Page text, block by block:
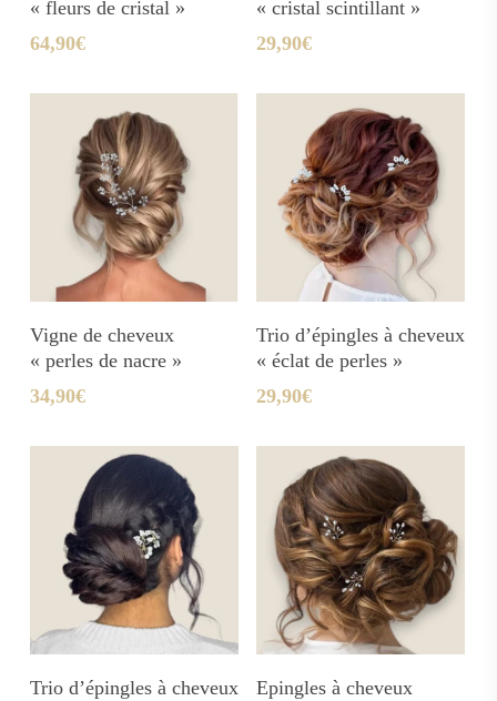
« fleurs de cristal »
64,90€
« cristal scintillant »
29,90€
Ajouter Au Panier
Vigne de cheveux
« perles de nacre »
34,90€
Ajouter Au Panier
Trio d’épingles à cheveux
« éclat de perles »
29,90€
Ajouter Au Panier
Trio d’épingles à cheveux
Ajouter Au Panier
Epingles à cheveux